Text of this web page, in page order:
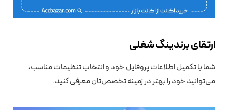
ارتقای برندینگ شغلی
شما با تکمیل اطلاعات پروفایل خود و انتخاب تنظیمات مناسب،
می‌توانید خود را بهتر در زمینه تخصص‌تان معرفی کنید.